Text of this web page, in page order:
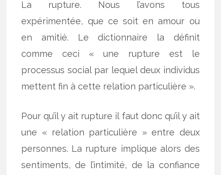
La rupture. Nous l’avons tous
expérimentée, que ce soit en amour ou
en amitié. Le dictionnaire la définit
comme ceci « une rupture est le
processus social par lequel deux individus
mettent fin à cette relation particulière ».
Pour qu’il y ait rupture il faut donc qu’il y ait
une « relation particulière » entre deux
personnes. La rupture implique alors des
sentiments, de l’intimité, de la confiance